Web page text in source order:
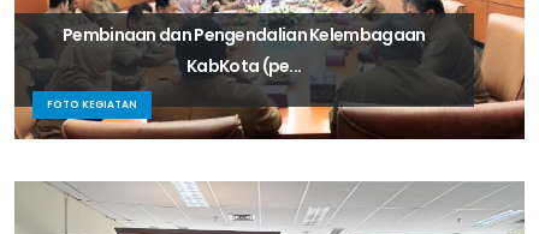
Pembinaan dan Pengendalian Kelembagaan
KabKota (pe...
FOTO KEGIATAN